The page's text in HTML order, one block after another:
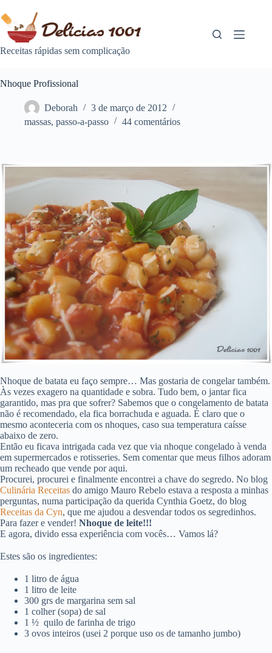
para
conteúdo
Receitas rápidas sem complicação
Nhoque Profissional
Deborah
3 de março de 2012
massas, passo-a-passo 44 comentários
Nhoque de batata eu faço sempre… Mas gostaria de congelar também.
Às vezes exagero na quantidade e sobra. Tudo bem, o jantar fica
garantido, mas pra que sofrer? Sabemos que o congelamento de batata
não é recomendado, ela fica borrachuda e aguada. É claro que o
mesmo aconteceria com os nhoques, caso sua temperatura caísse
abaixo de zero.
Então eu ficava intrigada cada vez que via nhoque congelado à venda
em supermercados e rotisseries. Sem comentar que meus filhos adoram
um recheado que vende por aqui.
Procurei, procurei e finalmente encontrei a chave do segredo. No blog
Culinária Receitas do amigo Mauro Rebelo estava a resposta a minhas
perguntas, numa participação da querida Cynthia Goetz, do blog
Receitas da Cyn, que me ajudou a desvendar todos os segredinhos.
Para fazer e vender! Nhoque de leite!!!
E agora, divido essa experiência com vocês… Vamos lá?
Estes são os ingredientes:
1 litro de água
1 litro de leite
300 grs de margarina sem sal
1 colher (sopa) de sal
1 ½ quilo de farinha de trigo
3 ovos inteiros (usei 2 porque uso os de tamanho jumbo)